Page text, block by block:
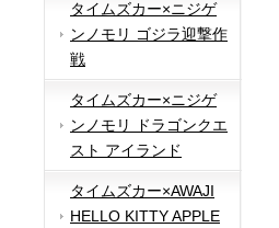
タイムズカー×ニジゲ
ンノモリ ゴジラ迎撃作
戦
タイムズカー×ニジゲ
ンノモリ ドラゴンクエ
スト アイランド
タイムズカー×AWAJI
HELLO KITTY APPLE